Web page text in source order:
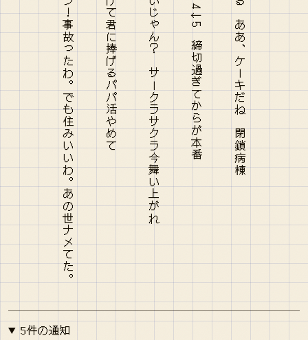
5件の通知